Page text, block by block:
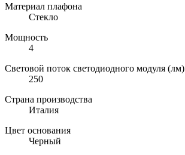
Материал плафона
Стекло
Мощность
4
Световой поток светодиодного модуля (лм)
250
Страна производства
Италия
Цвет основания
Черный